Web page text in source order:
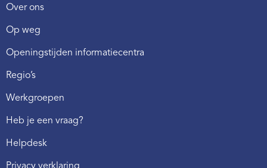
Over ons
Op weg
Openingstijden informatiecentra
Regio’s
Werkgroepen
Heb je een vraag?
Helpdesk